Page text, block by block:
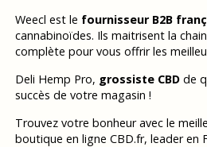
Weecl est le fournisseur B2B
cannabinoïdes. Ils maitrisent la
complète pour vous offrir les
Deli Hemp Pro, grossiste CBDde
succès de votre magasin !
Trouvez votre bonheur avec le
boutique en ligne CBD.fr, leader en